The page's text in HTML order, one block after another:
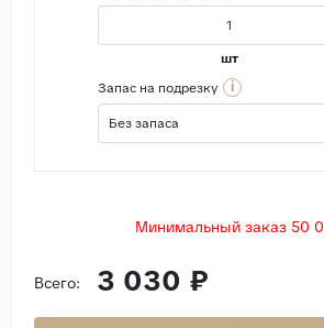
шт
Запас на подрезку
i
Без запаса
Минимальный заказ 50
Всего: 3 030 ₽